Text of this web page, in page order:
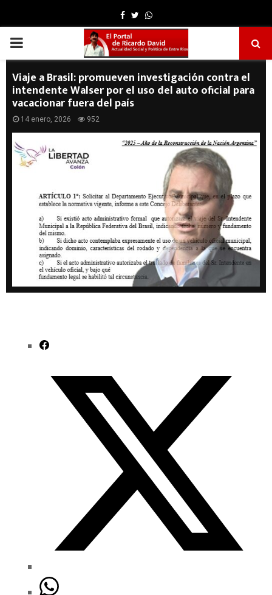
Facebook
TwitterWhatsapp
PRIMARY
MENU
Viaje a Brasil: promueven investigación contra el
intendente Walser por el uso del auto oficial para
vacacionar fuera del país
14 enero, 2026 952